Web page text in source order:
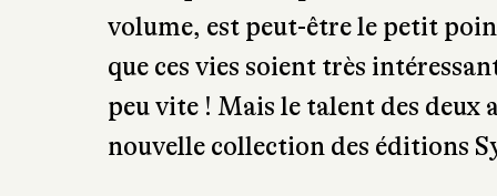
volume, est peut-être le petit
que ces vies soient très
peu vite ! Mais le talent des
nouvelle collection des éditions